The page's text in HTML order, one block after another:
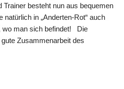
Trainer besteht nun aus bequemen
in „Anderten-Rot“ auch
wo man sich befindet! Die
Zusammenarbeit des